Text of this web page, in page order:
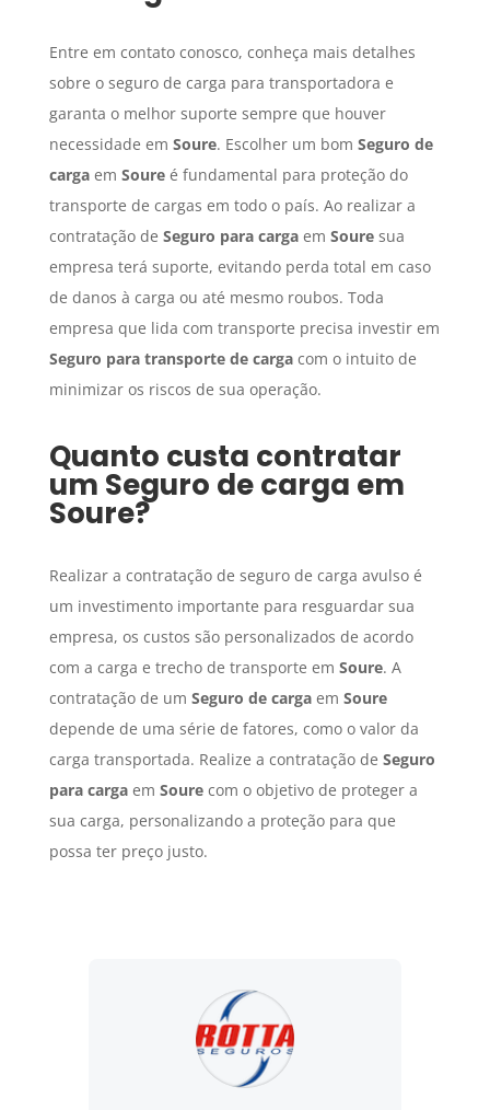
Entre em contato conosco, conheça mais detalhes
sobre o seguro de carga para transportadora e
garanta o melhor suporte sempre que houver
necessidade em Soure. Escolher um bom Seguro de
cargaem Soureé fundamental para proteção do
transporte de cargas em todo o país. Ao realizar a
contratação de Seguro para cargaem Souresua
empresa terá suporte, evitando perda total em caso
de danos à carga ou até mesmo roubos. Toda
empresa que lida com transporte precisa investir em
Seguro para transporte de cargacom o intuito de
minimizar os riscos de sua operação.
Quanto custa contratar
um Seguro de carga em
Soure?
Realizar a contratação de seguro de carga avulso é
um investimento importante para resguardar sua
empresa, os custos são personalizados de acordo
com a carga e trecho de transporte em Soure. A
contratação de um Seguro de cargaem Soure
depende de uma série de fatores, como o valor da
carga transportada. Realize a contratação de Seguro
para cargaem Sourecom o objetivo de proteger a
sua carga, personalizando a proteção para que
possa ter preço justo.